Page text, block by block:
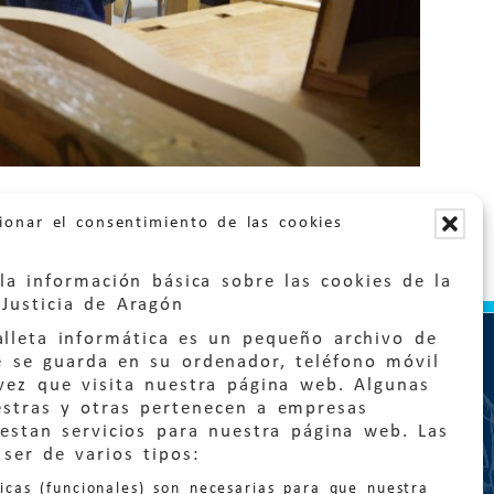
el consentimiento de las cookies
información básica sobre las cookies de la
de Aragón
informática es un pequeño archivo de
se guarda en su ordenador, teléfono móvil
que visita nuestra página web. Algunas
y otras pertenecen a empresas
servicios para nuestra página web. Las
ser de varios tipos:
(funcionales) son necesarias para que nuestra
quejas@eljusticiadearagon.es